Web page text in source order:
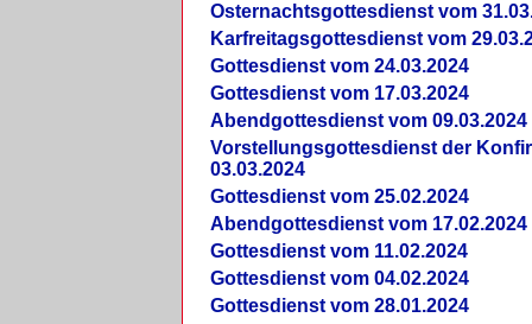
Osternachtsgottesdienst vom
Karfreitagsgottesdienst vom
Gottesdienst vom 24.03.2024
Gottesdienst vom 17.03.2024
Abendgottesdienst vom 09.03.2024
Vorstellungsgottesdienst der
03.03.2024
Gottesdienst vom 25.02.2024
Abendgottesdienst vom 17.02.2024
Gottesdienst vom 11.02.2024
Gottesdienst vom 04.02.2024
Gottesdienst vom 28.01.2024